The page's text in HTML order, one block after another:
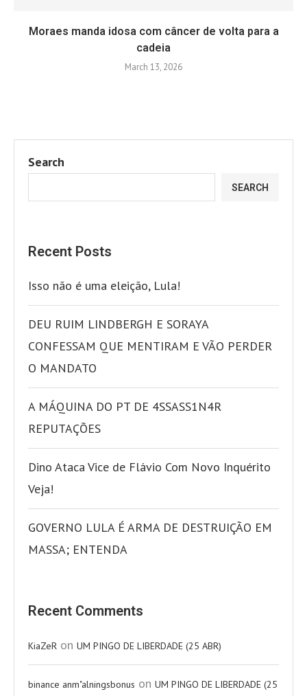
Moraes manda idosa com câncer de volta para a
cadeia
March 13, 2026
Search
SEARCH
Recent Posts
Isso não é uma eleição, Lula!
DEU RUIM LINDBERGH E SORAYA
CONFESSAM QUE MENTIRAM E VÃO PERDER
O MANDATO
A MÁQUINA DO PT DE 4SSASS1N4R
REPUTAÇÕES
Dino Ataca Vice de Flávio Com Novo Inquérito
Veja!
GOVERNO LULA É ARMA DE DESTRUIÇÃO EM
MASSA; ENTENDA
Recent Comments
KiaZeR on UM PINGO DE LIBERDADE (25 ABR)
binance anm"alningsbonus on UM PINGO DE LIBERDADE (25